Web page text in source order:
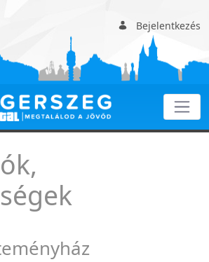
Bejelentkezés